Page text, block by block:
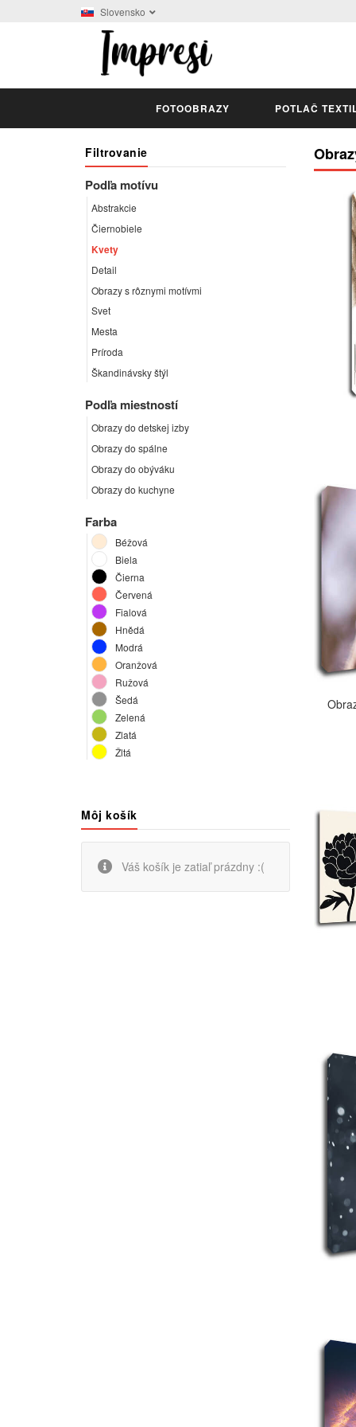
Slovensko
FOTOOBRAZY POTLAČ
Filtrovanie
Podľa motívu
Abstrakcie
Čiernobiele
Kvety
Detail
Obrazy s rôznymi motívmi
Svet
Mesta
Príroda
Škandinávsky štýl
Podľa miestností
Obrazy do detskej izby
Obrazy do spálne
Obrazy do obýváku
Obrazy do kuchyne
Farba
Béžová
Biela
Čierna
Červená
Fialová
Hnědá
Modrá
Oranžová
Ružová
Šedá
Zelená
Zlatá
Žltá
Môj košík
Váš košík je zatiaľ prázdny :(